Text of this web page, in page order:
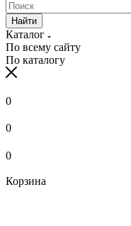
Найти
Каталог
По всему сайту
По каталогу
0
0
0
Корзина